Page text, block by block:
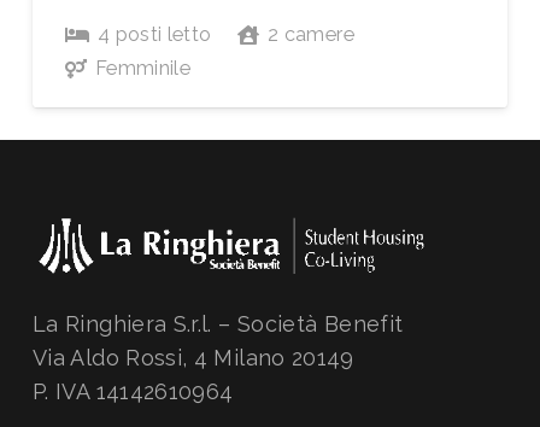
4 posti letto 2 camere
Femminile
La Ringhiera S.r.l. – Società Benefit
Via Aldo Rossi, 4 Milano 20149
P. IVA 14142610964